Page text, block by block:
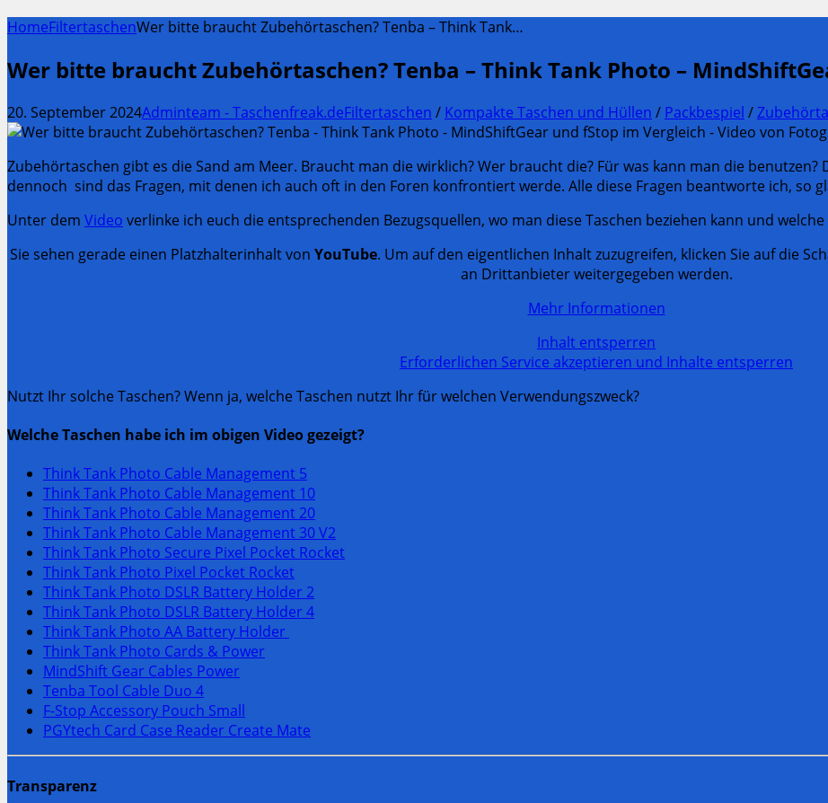
HomeFiltertaschenWer bitte braucht Zubehörtaschen? Tenba – Think Tank…
Wer bitte braucht Zubehörtaschen? Tenba – Think Tank Photo –
20. September 2024Adminteam - Taschenfreak.deFiltertaschen / Kompakte Taschen und Hüllen / Packbespiel /
Zubehörtaschen gibt es die Sand am Meer. Braucht man die wirklich? Wer braucht die? Für was kann man die
dennoch sind das Fragen, mit denen ich auch oft in den Foren konfrontiert werde. Alle diese Fragen beantworte ich, so
Unter dem Video verlinke ich euch die entsprechenden Bezugsquellen, wo man diese Taschen beziehen kann und
Sie sehen gerade einen Platzhalterinhalt von YouTube. Um auf den eigentlichen Inhalt zuzugreifen, klicken Sie auf die
an Drittanbieter weitergegeben werden.
Mehr Informationen
Inhalt entsperren
Erforderlichen Service akzeptieren und Inhalte entsperren
Nutzt Ihr solche Taschen? Wenn ja, welche Taschen nutzt Ihr für welchen Verwendungszweck?
Welche Taschen habe ich im obigen Video gezeigt?
Think Tank Photo Cable Management 5
Think Tank Photo Cable Management 10
Think Tank Photo Cable Management 20
Think Tank Photo Cable Management 30 V2
Think Tank Photo Secure Pixel Pocket Rocket
Think Tank Photo Pixel Pocket Rocket
Think Tank Photo DSLR Battery Holder 2
Think Tank Photo DSLR Battery Holder 4
Think Tank Photo AA Battery Holder
Think Tank Photo Cards & Power
MindShift Gear Cables Power
Tenba Tool Cable Duo 4
F-Stop Accessory Pouch Small
PGYtech Card Case Reader Create Mate
Transparenz